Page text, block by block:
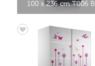
100 x 236 cm T006 B